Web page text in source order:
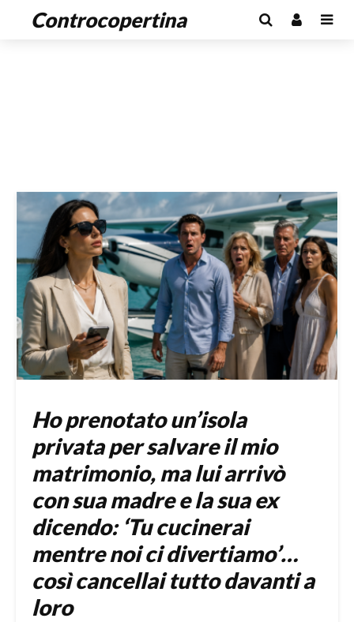
Controcopertina
Ho prenotato un’isola
privata per salvare il mio
matrimonio, ma lui arrivò
con sua madre e la sua ex
dicendo: ‘Tu cucinerai
mentre noi ci divertiamo’…
così cancellai tutto davanti a
loro